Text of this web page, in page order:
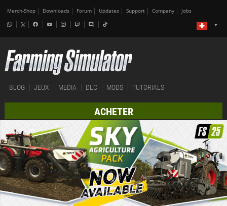
Merch-Shop Downloads Forum Updates Support Company Jobs
BLOG JEUX MEDIA DLC MODS TUTORIALS
ACHETER